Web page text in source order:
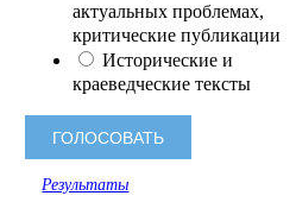
актуальных проблемах,
критические публикации
Исторические и
краеведческие тексты
Результаты